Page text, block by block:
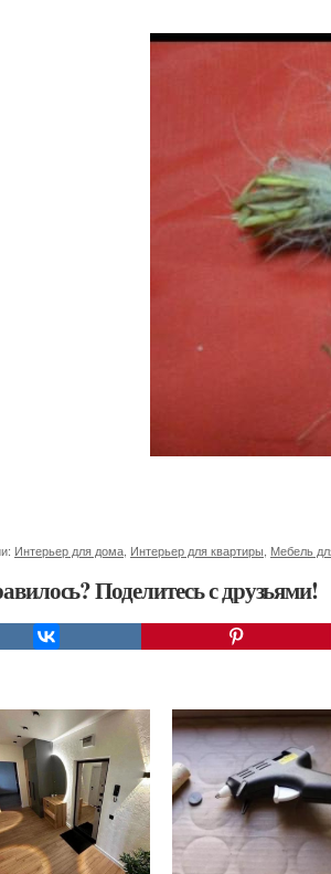
Интерьер для дома Интерьер для квартиры Мебель
Поделитесь с друзьями!